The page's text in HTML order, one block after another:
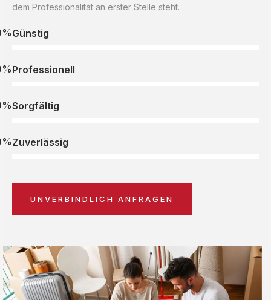
dem Professionalität an erster Stelle steht.
Günstig
Professionell
Sorgfältig
Zuverlässig
UNVERBINDLICH ANFRAGEN